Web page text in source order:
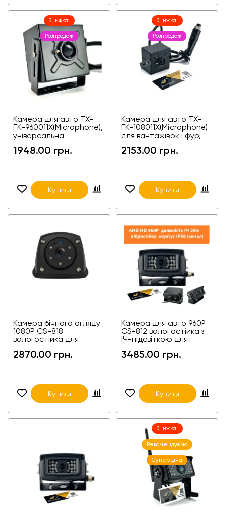
Знижка!
Розпродаж
Камера для авто TX-
FK-960011X(Microphone),
універсальна
1948.00 грн.
Купити
Знижка!
Розпродаж
Камера для авто TX-
FK-108011X(Microphone)
для вантажівок і фур,
2153.00 грн.
Купити
Камера бічного огляду
1080P CS-818
вологостійка для
2870.00 грн.
Купити
Камера для авто 960P
CS-812 вологостійка з
ІЧ-підсвіткою для
3485.00 грн.
Купити
Знижка!
Рекомендуємо
Суперціна